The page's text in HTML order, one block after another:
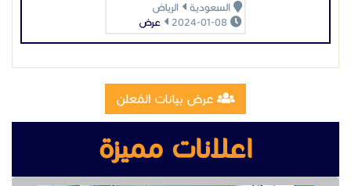
السعودية
الرياض
عرض
عرض بيانات المُعلن
اعلانات مميزة